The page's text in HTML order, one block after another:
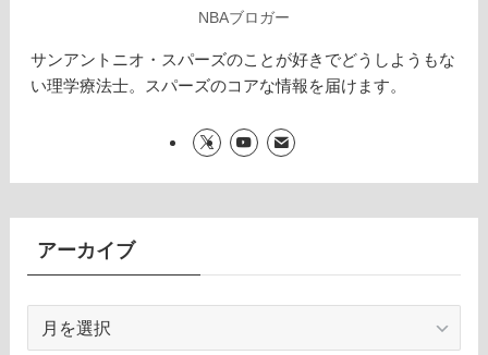
NBAブロガー
サンアントニオ・スパーズのことが好きでどうしようもな
い理学療法士。スパーズのコアな情報を届けます。
アーカイブ